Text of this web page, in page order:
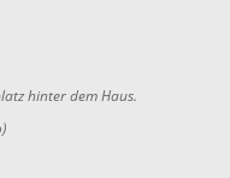
hinter dem Haus.